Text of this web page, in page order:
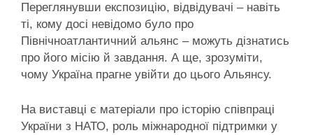
Переглянувши експозицію, відвідувачі – навіть
ті, кому досі невідомо було про
Північноатлантичний альянс – можуть дізнатись
про його місію й завдання. А ще, зрозуміти,
чому Україна прагне увійти до цього Альянсу.
На виставці є матеріали про історію співпраці
України з НАТО, роль міжнародної підтримки у